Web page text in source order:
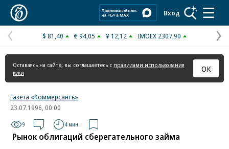
Вход
Предыдущая
страница
$ 81,40 € 94,05 ¥ 12,12 IMOEX 2307,90
Оставаясь на сайте, вы соглашаетесь с правилами использования
куки
ОК
Газета «Коммерсантъ»
23.07.1996, 00:00
9 4 мин.
Рынок облигаций сберегательного займа